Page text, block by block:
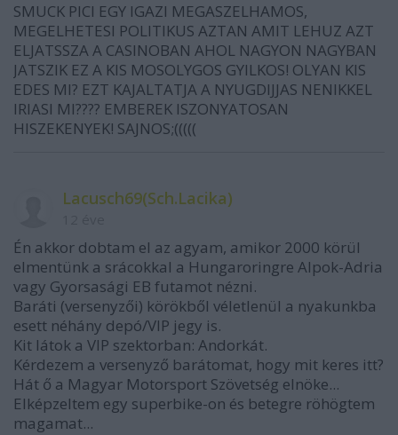
SMUCK PICI EGY IGAZI MEGASZELHAMOS,
MEGELHETESI POLITIKUS AZTAN AMIT LEHUZ AZT
ELJATSSZA A CASINOBAN AHOL NAGYON NAGYBAN
JATSZIK EZ A KIS MOSOLYGOS GYILKOS! OLYAN KIS
EDES MI? EZT KAJALTATJA A NYUGDIJJAS NENIKKEL
IRIASI MI???? EMBEREK ISZONYATOSAN
HISZEKENYEK! SAJNOS;(((((
Lacusch69(Sch.Lacika)
Én akkor dobtam el az agyam, amikor 2000 körül
elmentünk a srácokkal a Hungaroringre Alpok-Adria
vagy Gyorsasági EB futamot nézni.
Baráti (versenyzői) körökből véletlenül a nyakunkba
esett néhány depó/VIP jegy is.
Kit látok a VIP szektorban: Andorkát.
Kérdezem a versenyző barátomat, hogy mit keres itt?
Hát ő a Magyar Motorsport Szövetség elnöke...
Elképzeltem egy superbike-on és betegre röhögtem
magamat...